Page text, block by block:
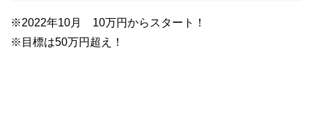
※2022年10月 10万円からスタート！
※目標は50万円超え！